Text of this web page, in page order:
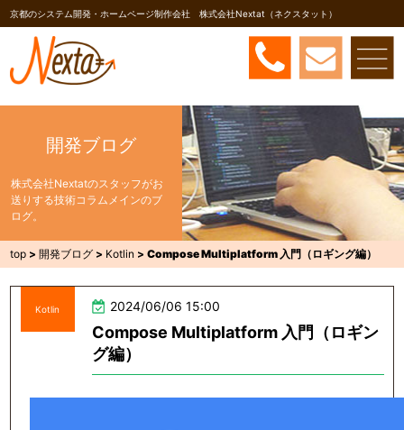
京都のシステム開発・ホームページ制作会社 株式会社Nextat（ネクスタット）
開発ブログ
株式会社Nextatのスタッフがお
送りする技術コラムメインのブ
ログ。
top >開発ブログ > Kotlin >Compose Multiplatform 入門（ロギング編）
Kotlin 2024/06/06 15:00
Compose Multiplatform 入門（ロギン
グ編）